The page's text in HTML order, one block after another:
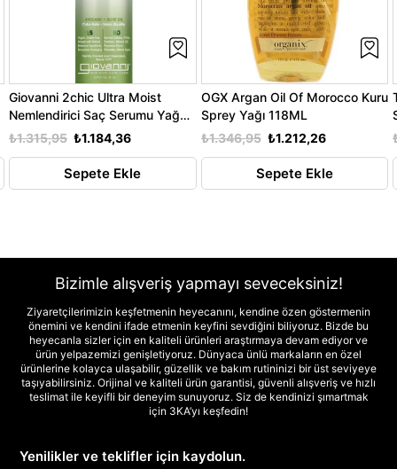
Giovanni 2chic Ultra Moist
Nemlendirici Saç Serumu Yağ
81ML
₺1.184,36
₺1.315,95
Sepete Ekle
OGX Argan Oil Of Morocco Kuru
Sprey Yağı 118ML
₺1.212,26
₺1.346,95
Sepete Ekle
Bizimle alışveriş yapmayı seveceksiniz!
Ziyaretçilerimizin keşfetmenin heyecanını, kendine özen göstermenin
önemini ve kendini ifade etmenin keyfini sevdiğini biliyoruz. Bizde bu
heyecanla sizler için en kaliteli ürünleri araştırmaya devam ediyor ve
ürün yelpazemizi genişletiyoruz. Dünyaca ünlü markaların en özel
ürünlerine kolayca ulaşabilir, güzellik ve bakım rutininizi bir üst seviyeye
taşıyabilirsiniz. Orijinal ve kaliteli ürün garantisi, güvenli alışveriş ve hızlı
teslimat ile keyifli bir deneyim sunuyoruz. Siz de kendinizi şımartmak
için 3KA’yı keşfedin!
Yenilikler ve teklifler için kaydolun.